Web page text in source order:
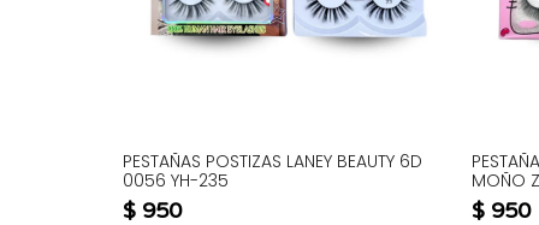
PESTAÑAS POSTIZAS LANEY BEAUTY 6D
0056 YH-235
$ 950
MOÑO
$ 950